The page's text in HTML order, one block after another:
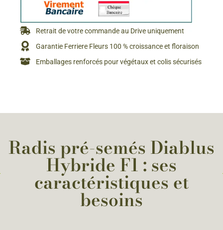
Retrait de votre commande au Drive uniquement
Garantie Ferriere Fleurs 100 % croissance et floraison
Emballages renforcés pour végétaux et colis sécurisés
Radis pré-semés Diablus
Hybride F1 : ses
caractéristiques et
besoins